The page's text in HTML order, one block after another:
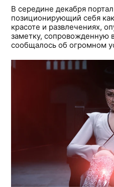
В середине декабря
позиционирующий себя
красоте и развлечениях,
заметку, сопровожденную
сообщалось об огромном